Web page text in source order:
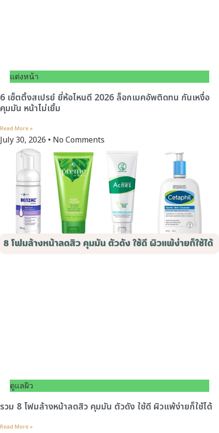
แต่งหน้า
6 เซ็ตติ้งสเปรย์ ยี่ห้อไหนดี 2026 ล็อกเมคอัพติดทน กันเหงื่อ
คุมมัน หน้าไม่เยิ้ม
Read More »
July 30, 2026 No Comments
ดูแลผิว
รวม 8 โฟมล้างหน้าลดสิว คุมมัน ตัวดัง ใช้ดี ผิวแพ้ง่ายก็ใช้ได้
Read More »